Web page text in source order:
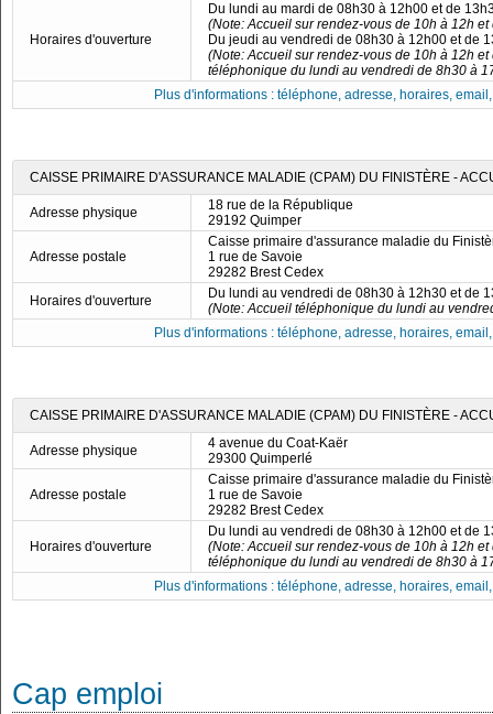
Horaires d'ouverture
Du lundi au mardi de 08h30 à 12h00 et de
(Note: Accueil sur rendez-vous de 10h à 12h
Du jeudi au vendredi de 08h30 à 12h00 et de
(Note: Accueil sur rendez-vous de 10h à 12h
téléphonique du lundi au vendredi de 8h30 à
Plus d'informations : téléphone, adresse, horaires,
CAISSE PRIMAIRE D'ASSURANCE MALADIE (CPAM) DU FINISTÈRE -
Adresse physique
18 rue de la République
29192 Quimper
Adresse postale
Caisse primaire d'assurance maladie du
1 rue de Savoie
29282 Brest Cedex
Horaires d'ouverture
Du lundi au vendredi de 08h30 à 12h30 et de
(Note: Accueil téléphonique du lundi au
Plus d'informations : téléphone, adresse, horaires,
CAISSE PRIMAIRE D'ASSURANCE MALADIE (CPAM) DU FINISTÈRE -
Adresse physique
4 avenue du Coat-Kaër
29300 Quimperlé
Adresse postale
Caisse primaire d'assurance maladie du
1 rue de Savoie
29282 Brest Cedex
Horaires d'ouverture
Du lundi au vendredi de 08h30 à 12h00 et de
(Note: Accueil sur rendez-vous de 10h à 12h
téléphonique du lundi au vendredi de 8h30 à
Plus d'informations : téléphone, adresse, horaires,
Cap emploi